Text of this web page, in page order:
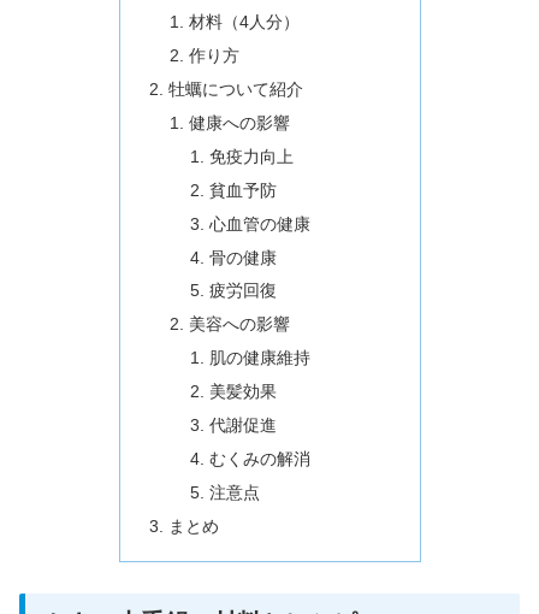
材料（4人分）
作り方
牡蠣について紹介
健康への影響
免疫力向上
貧血予防
心血管の健康
骨の健康
疲労回復
美容への影響
肌の健康維持
美髪効果
代謝促進
むくみの解消
注意点
まとめ